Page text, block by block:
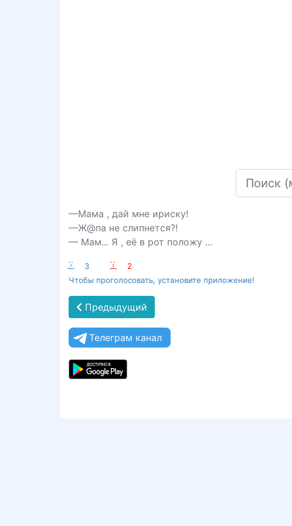
—Мама , дай мне ириску!
—Ж@па не слипнется?!
— Мам... Я , её в рот положу ...
:-) 3 :-(
2
Чтобы проголосовать, установите приложение!
Предыдущий
Телеграм канал